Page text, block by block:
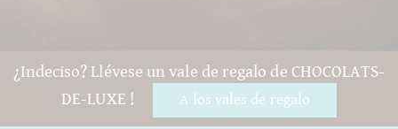
¿Indeciso? Llévese un vale de regalo de CHOCOLATS-
DE-LUXE !
A los vales de regalo